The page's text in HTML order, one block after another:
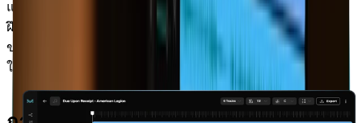
แอปนี้ ถูกสร้างขึ้นอย่างชาญฉลาดสำหรับนักเรียนดนตรีี่กำลัง
ฝึกฝนและมืออาชีพที่มีประสบการณ์ สามารถรวมเข้ากับ Mac
ของคุณได้อย่างลงตัว มอบเครื่องมือและฟังก์ชันที่ทันสมัยที่สุด
ให้คุณใช้งานได้ทันที